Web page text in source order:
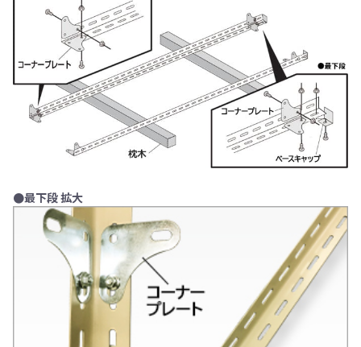
●最下段 拡大